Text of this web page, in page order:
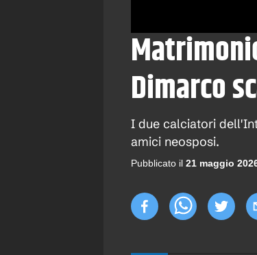
Dimarco
I due calciatori
amici neosposi.
Pubblicato il 21 maggio